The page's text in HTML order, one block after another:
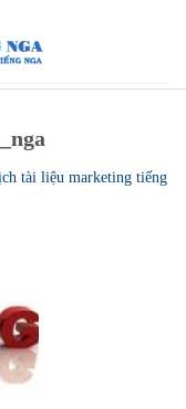
tài liệu marketing tiếng